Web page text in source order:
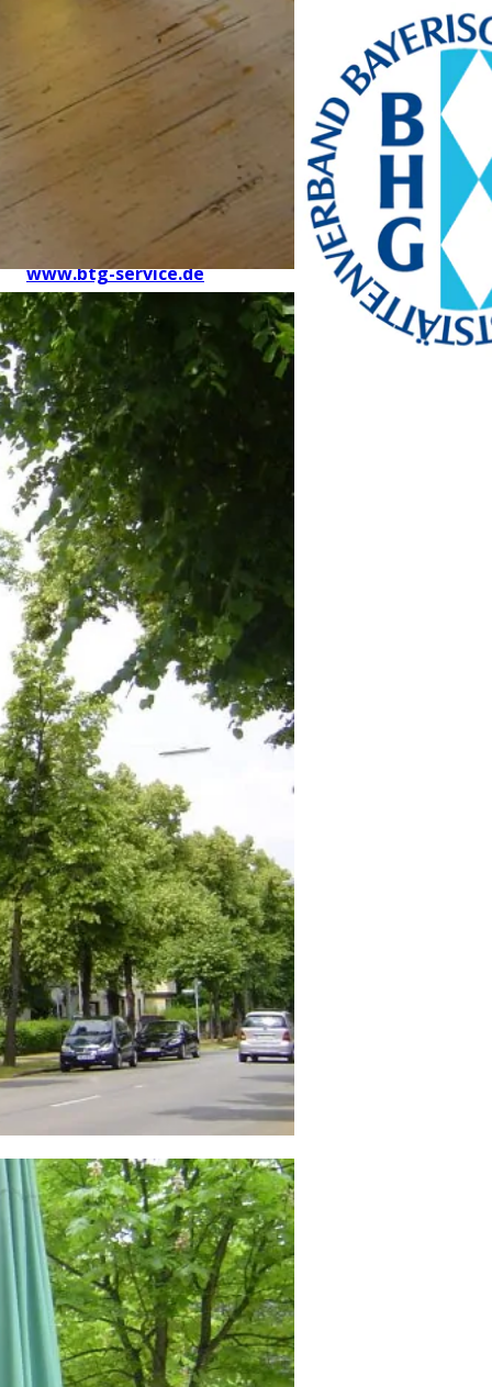
Bayern Tourist Gmbh
Prinz-Ludwig-Palais
Türkenstraße 7
80333 München
Telefon: +49 89 28760-
Fax: +49 89 28760-121
bayerischekueche@btg-
service.de
www.btg-service.de